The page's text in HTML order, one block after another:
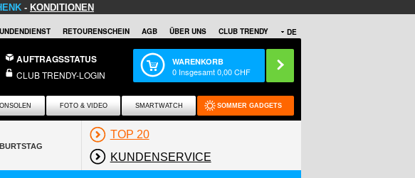
- KONDITIONEN
DE
RETOURENSCHEIN AGB ÜBER UNS CLUB TRENDY
AUFTRAGSSTATUS
CLUB TRENDY-LOGIN
WARENKORB
0 Insgesamt0,00CHF
FOTO & VIDEO SMARTWATCH SOMMER GADGETS
TOP 20
KUNDENSERVICE